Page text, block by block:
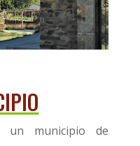
un municipio de